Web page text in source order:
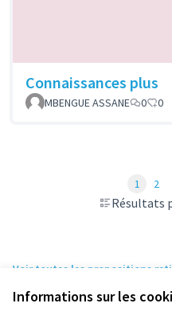
Informations sur les
Connaissances plus
MBENGUE ASSANE
0 0
Résultats
1 2
Voir toutes les propositions